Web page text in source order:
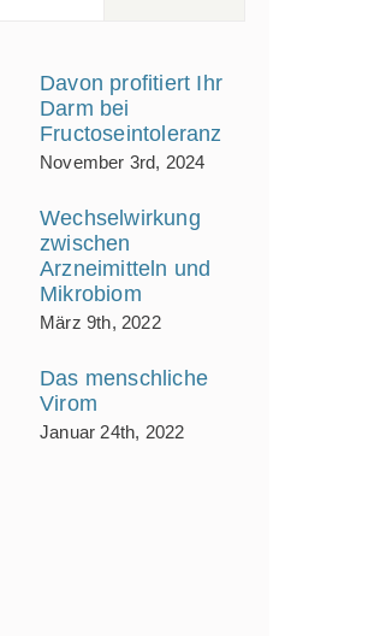
Davon profitiert Ihr
Darm bei
Fructoseintoleranz
November 3rd, 2024
Wechselwirkung
zwischen
Arzneimitteln und
Mikrobiom
März 9th, 2022
Das menschliche
Virom
Januar 24th, 2022